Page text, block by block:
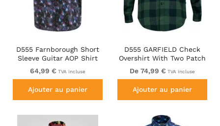
D555 Farnborough Short
Sleeve Guitar AOP Shirt
With Hidden Button Down
Black
64,99 € TVA incluse
Ajouter au panier
D555 GARFIELD Check
Overshirt With Two Patch
Pockets & Button Down
Collar Navy
De 74,99 € TVA incluse
Ajouter au panier